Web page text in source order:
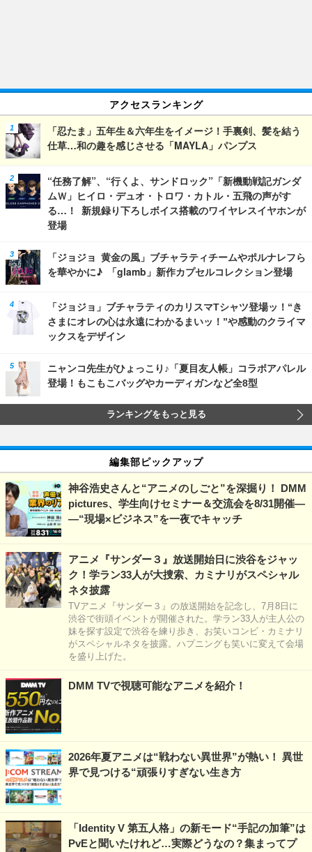
アクセスランキング
「忍たま」五年生＆六年生をイメージ！手裏剣、髪を結う
仕草…和の趣を感じさせる「MAYLA」パンプス
“任務了解”、“行くよ、サンドロック”「新機動戦記ガンダ
ムＷ」ヒイロ・デュオ・トロワ・カトル・五飛の声がす
る…！ 新規録り下ろしボイス搭載のワイヤレスイヤホンが
登場
「ジョジョ 黄金の風」ブチャラティチームやポルナレフら
を華やかに♪ 「glamb」新作カプセルコレクション登場
「ジョジョ」ブチャラティのカリスマTシャツ登場ッ！“き
さまにオレの心は永遠にわかるまいッ！”や感動のクライマ
ックスをデザイン
ニャンコ先生がひょっこり♪「夏目友人帳」コラボアパレル
登場！もこもこバッグやカーディガンなど全8型
ランキングをもっと見る
編集部ピックアップ
神谷浩史さんと“アニメのしごと”を深掘り！ DMM
pictures、学生向けセミナー＆交流会を8/31開催―
―“現場×ビジネス”を一夜でキャッチ
アニメ『サンダー３』放送開始日に渋谷をジャッ
ク！学ラン33人が大捜索、カミナリがスペシャル
ネタ披露
TVアニメ『サンダー３』の放送開始を記念し、7月8日に
渋谷で街頭イベントが開催された。学ラン33人が主人公の
妹を探す設定で渋谷を練り歩き、お笑いコンビ・カミナリ
がスペシャルネタを披露。ハプニングも笑いに変えて会場
を盛り上げた。
DMM TVで視聴可能なアニメを紹介！
2026年夏アニメは“戦わない異世界”が熱い！ 異世
界で見つける“頑張りすぎない生き方
「Identity V 第五人格」の新モード“手記の加筆”は
PvEと聞いたけれど…実際どうなの？集まってプ